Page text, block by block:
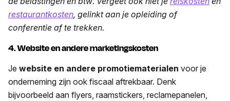
restaurantkosten, gelinkt aan je opleiding of
conferentie af te trekken.
4. Website en andere marketingskosten
Je website en andere promotiematerialen voor je
onderneming zijn ook fiscaal aftrekbaar. Denk
bijvoorbeeld aan flyers, raamstickers, reclamepanelen,